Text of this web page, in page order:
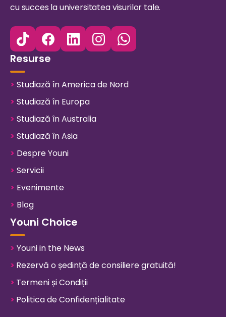
cu succes la universitatea visurilor tale.
Resurse
> Studiază în America de Nord
> Studiază în Europa
> Studiază în Australia
> Studiază în Asia
> Despre Youni
> Servicii
> Evenimente
> Blog
Youni Choice
> Youni in the News
> Rezervă o ședință de consiliere gratuită!
> Termeni și Condiții
> Politica de Confidențialitate